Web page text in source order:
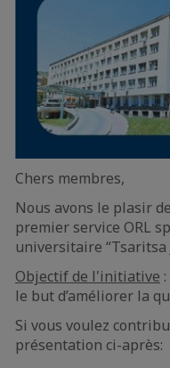
Chers membres,
Nous avons le plasir
premier service ORL
universitaire “Tsaritsa
Objectif de l'initiative
le but d’améliorer la
Si vous voulez
présentation ci-après: